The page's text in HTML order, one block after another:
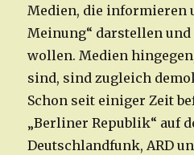
Medien, die informieren
Meinung“ darstellen
wollen. Medien
sind, sind zugleich
Schon seit einiger Zeit
„Berliner Republik“ auf
Deutschlandfunk, ARD